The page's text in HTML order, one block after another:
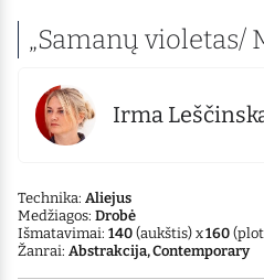
„Samanų violetas/
Irma
Technika: Aliejus
Medžiagos: Drobė
Išmatavimai: 140 (aukštis) x160
Žanrai: Abstrakcija, Contemporary